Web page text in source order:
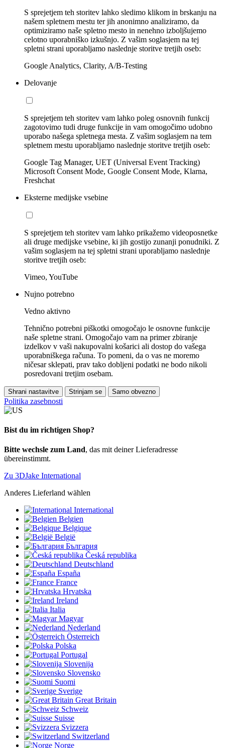
S sprejetjem teh storitev lahko sledimo klikom in brskanju na
našem spletnem mestu ter jih anonimno analiziramo, da
optimiziramo naše spletno mesto in nenehno izboljšujemo
celotno uporabniško izkušnjo. Z vašim soglasjem na tej
spletni strani uporabljamo naslednje storitve tretjih oseb:
Google Analytics, Clarity, A/B-Testing
Delovanje
S sprejetjem teh storitev vam lahko poleg osnovnih funkcij
zagotovimo tudi druge funkcije in vam omogočimo udobno
uporabo našega spletnega mesta. Z vašim soglasjem na tem
spletnem mestu uporabljamo naslednje storitve tretjih oseb:
Google Tag Manager, UET (Universal Event Tracking)
Microsoft Consent Mode, Google Consent Mode, Klarna,
Freshchat
Eksterne medijske vsebine
S sprejetjem teh storitev vam lahko prikažemo videoposnetke
ali druge medijske vsebine, ki jih gostijo zunanji ponudniki. Z
vašim soglasjem na tej spletni strani uporabljamo naslednje
storitve tretjih oseb:
Vimeo, YouTube
Nujno potrebno
Vedno aktivno
Tehnično potrebni piškotki omogočajo le osnovne funkcije
naše spletne strani. Omogočajo vam na primer zbiranje
izdelkov v vaši nakupovalni košarici ali dostop do vašega
uporabniškega računa. To pomeni, da o vas ne moremo
ničesar sklepati, prav tako dobljeni podatki ne bodo nikoli
posredovani tretjim osebam.
Shrani nastavitve Strinjam se Samo obvezno
Politika zasebnosti
Bist du im richtigen Shop?
Bitte wechsle zum Land, das mit deiner Lieferadresse
übereinstimmt.
Zu 3DJake International
Anderes Lieferland wählen
International
Belgien
Belgique
België
България
Česká republika
Deutschland
España
France
Hrvatska
Ireland
Italia
Magyar
Nederland
Österreich
Polska
Portugal
Slovenija
Slovensko
Suomi
Sverige
Great Britain
Schweiz
Suisse
Svizzera
Switzerland
Norge